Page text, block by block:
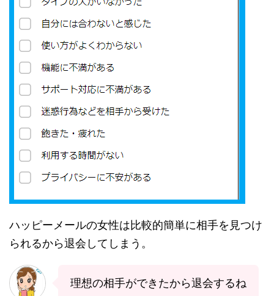
ハッピーメールの女性は比較的簡単に相手を見つけ
られるから退会してしまう。
理想の相手ができたから退会するね